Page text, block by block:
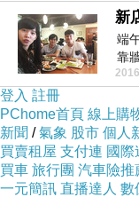
端
靠
停
登入 註冊
PChome首頁 線上購
新聞 /氣象 股市 個人
買賣租屋 支付連 國際
買車 旅行團 汽車險推
一元簡訊 直播達人 數